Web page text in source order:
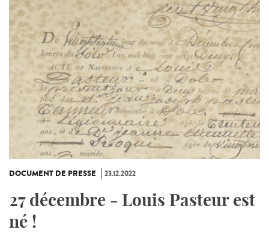
DOCUMENT DE PRESSE 23.12.2022
27 décembre - Louis Pasteur est
né !